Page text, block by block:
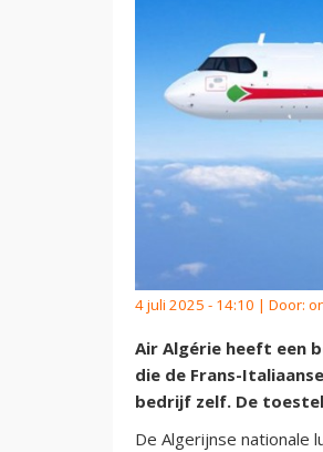
4 juli 2025 - 14:10 | Door:
Air Algérie heeft een
die de Frans-
bedrijf zelf. De
De Algerijnse nationale